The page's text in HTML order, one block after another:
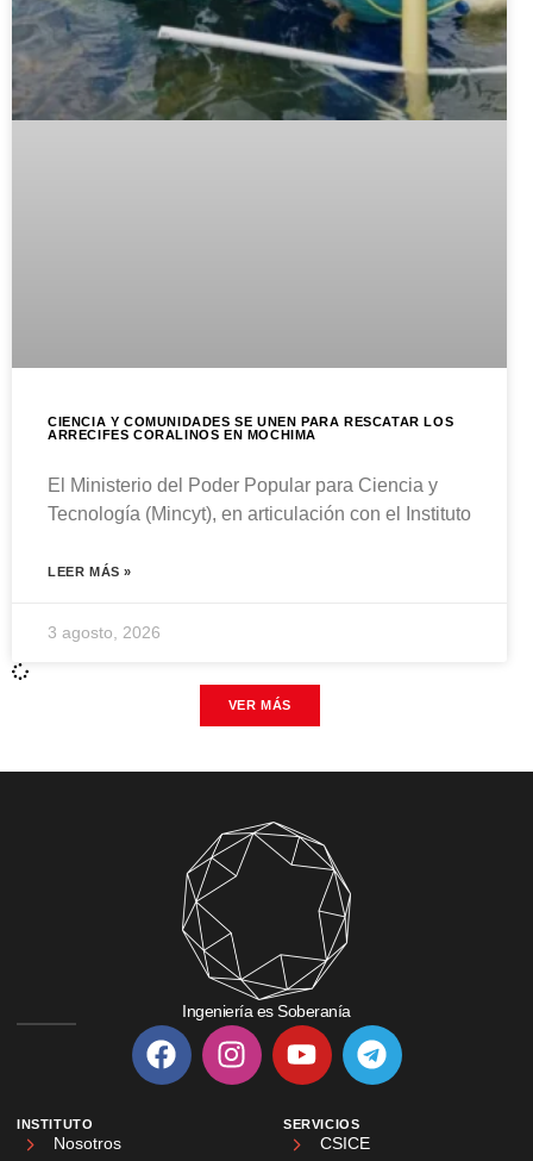
CIENCIA Y COMUNIDADES SE UNEN PARA RESCATAR LOS
ARRECIFES CORALINOS EN MOCHIMA
El Ministerio del Poder Popular para Ciencia y
Tecnología (Mincyt), en articulación con el Instituto
LEER MÁS »
3 agosto, 2026
VER MÁS
Ingeniería es Soberanía
INSTITUTO
Nosotros
SERVICIOS
CSICE